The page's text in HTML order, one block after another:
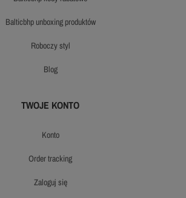
balticbhp unboxing produktów
roboczy styl
blog
TWOJE KONTO
konto
order tracking
zaloguj się